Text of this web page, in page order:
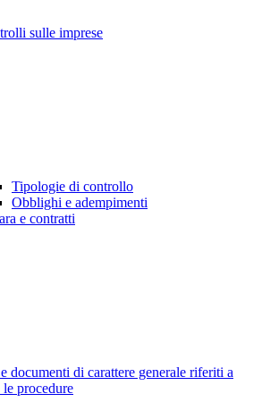
sulle imprese
Tipologie di controllo
Obblighi e adempimenti
e contratti
documenti di carattere generale riferiti a
le procedure